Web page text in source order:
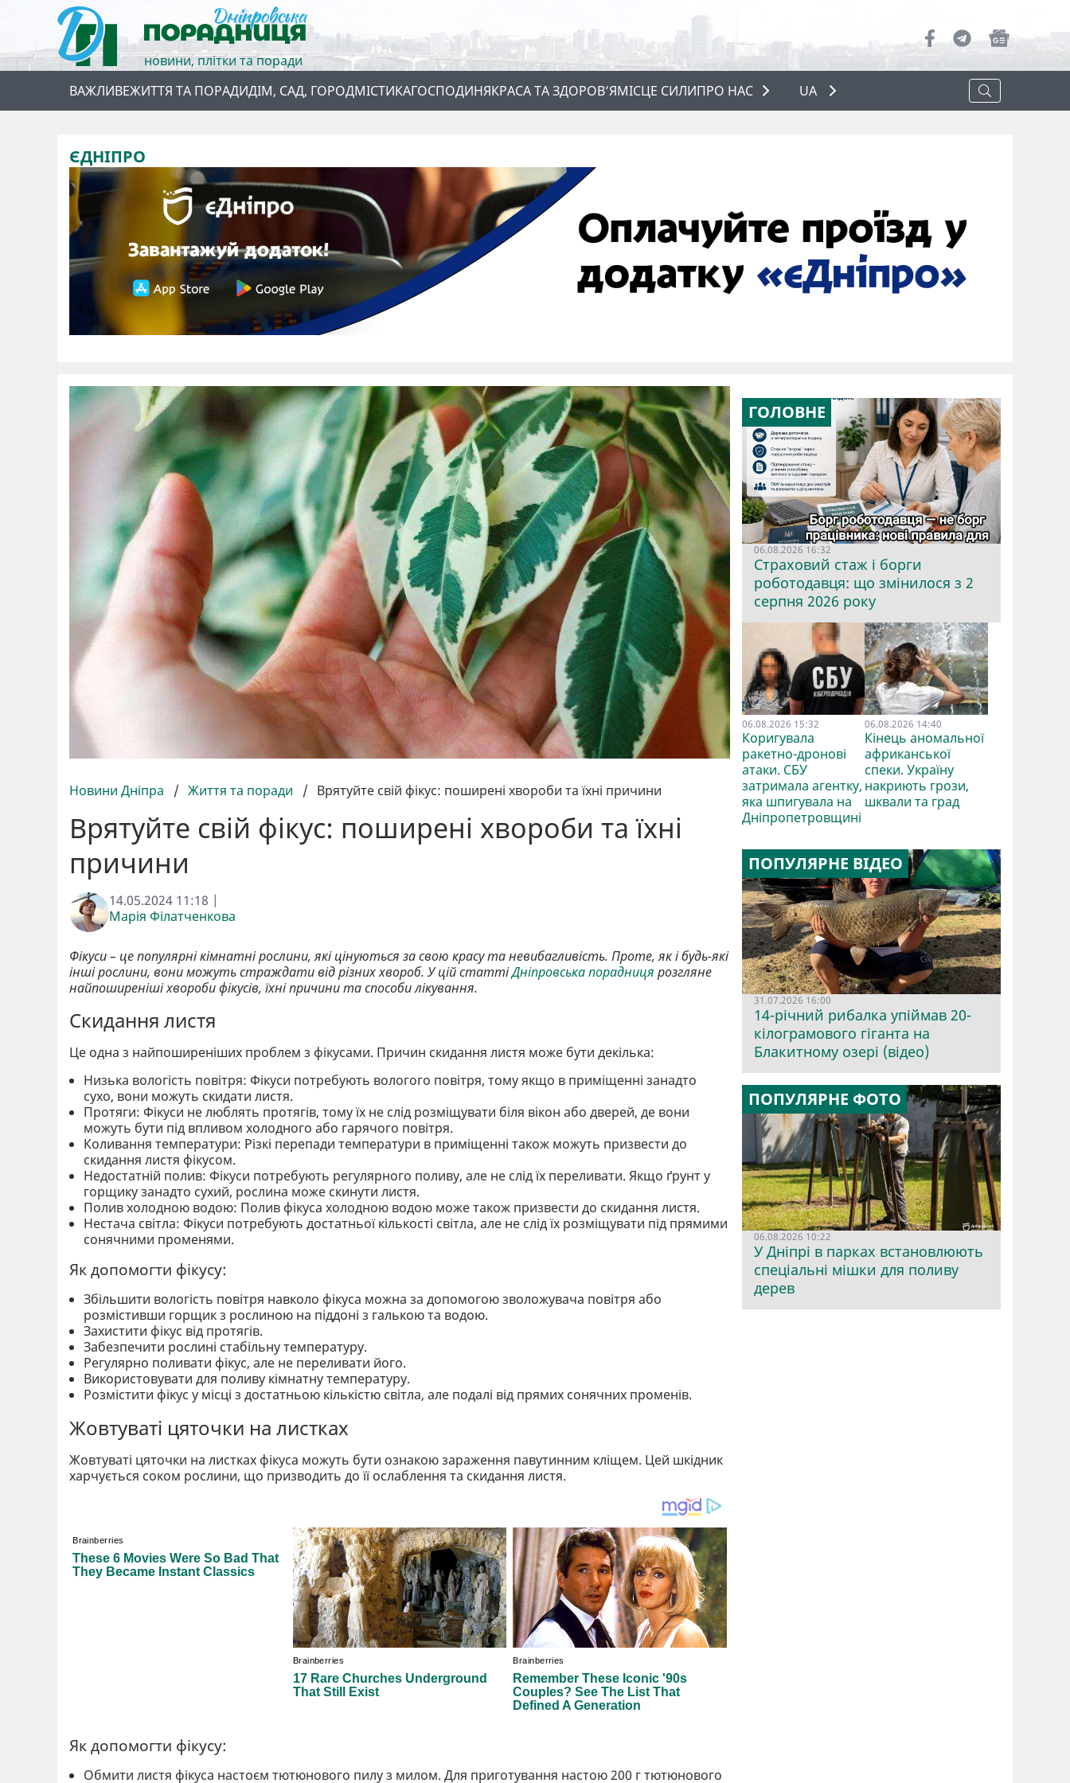
новини, плітки та поради
ВАЖЛИВЕЖИТТЯ ТА ПОРАДИДІМ, САД, ГОРОДМІСТИКАГОСПОДИНЯКРАСА ТА ЗДОРОВ’ЯМІСЦЕ СИЛИПРО НАС
UA
ЄДНІПРО
Новини Дніпра / Життя та поради / Врятуйте свій фікус: поширені хвороби та їхні причини
Врятуйте свій фікус: поширені хвороби та їхні
причини
14.05.2024 11:18 |
Марія Філатченкова
Фікуси – це популярні кімнатні рослини, які цінуються за свою красу та невибагливість. Проте, як і будь-які
інші рослини, вони можуть страждати від різних хвороб. У цій статтіДніпровська порадниця розгляне
найпоширеніші хвороби фікусів, їхні причини та способи лікування.
Скидання листя
Це одна з найпоширеніших проблем з фікусами. Причин скидання листя може бути декілька:
Низька вологість повітря: Фікуси потребують вологого повітря, тому якщо в приміщенні занадто
сухо, вони можуть скидати листя.
Протяги: Фікуси не люблять протягів, тому їх не слід розміщувати біля вікон або дверей, де вони
можуть бути під впливом холодного або гарячого повітря.
Коливання температури: Різкі перепади температури в приміщенні також можуть призвести до
скидання листя фікусом.
Недостатній полив: Фікуси потребують регулярного поливу, але не слід їх переливати. Якщо ґрунт у
горщику занадто сухий, рослина може скинути листя.
Полив холодною водою: Полив фікуса холодною водою може також призвести до скидання листя.
Нестача світла: Фікуси потребують достатньої кількості світла, але не слід їх розміщувати під прямими
сонячними променями.
Як допомогти фікусу:
Збільшити вологість повітря навколо фікуса можна за допомогою зволожувача повітря або
розмістивши горщик з рослиною на піддоні з галькою та водою.
Захистити фікус від протягів.
Забезпечити рослині стабільну температуру.
Регулярно поливати фікус, але не переливати його.
Використовувати для поливу кімнатну температуру.
Розмістити фікус у місці з достатньою кількістю світла, але подалі від прямих сонячних променів.
Жовтуваті цяточки на листках
Жовтуваті цяточки на листках фікуса можуть бути ознакою зараження павутинним кліщем. Цей шкідник
харчується соком рослини, що призводить до її ослаблення та скидання листя.
Як допомогти фікусу:
Обмити листя фікуса настоєм тютюнового пилу з милом. Для приготування настою 200 г тютюнового
ГОЛОВНЕ
06.08.2026 16:32
Страховий стаж і борги
роботодавця: що змінилося з 2
серпня 2026 року
06.08.2026 15:32
Коригувала
ракетно-дронові
атаки. СБУ
затримала агентку,
яка шпигувала на
Дніпропетровщині
06.08.2026 14:40
Кінець аномальної
африканської
спеки. Україну
накриють грози,
шквали та град
ПОПУЛЯРНЕ ВІДЕО
31.07.2026 16:00
14-річний рибалка упіймав 20-
кілограмового гіганта на
Блакитному озері (відео)
ПОПУЛЯРНЕ ФОТО
06.08.2026 10:22
У Дніпрі в парках встановлюють
спеціальні мішки для поливу
дерев